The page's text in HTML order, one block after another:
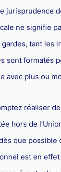
jurisprudence
ne signifie
tant les
sont formatés
avec plus ou
réaliser
hors de
que possible
est en effet